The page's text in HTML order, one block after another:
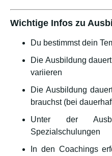
Wichtige Infos zu
Du bestimmst dein
Die Ausbildung
variieren
Die Ausbildung
brauchst (bei
Unter der
Spezialschulungen
In den Coachings